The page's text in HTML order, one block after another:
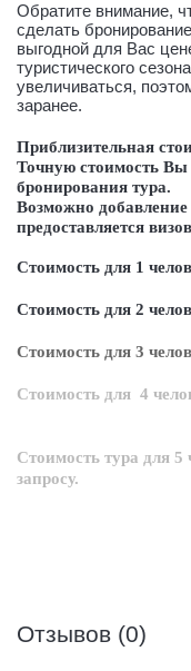
Обратите внимание,
сделать
выгодной для Вас
туристического
увеличиваться,
заранее.
Приблизительная
Точную стоимость Вы
бронирования тура.
Возможно
предоставляется
Стоимость для 1
Стоимость для 2
Стоимость для 3
Стоимость для 4
Стоимость тура для 5
запросу.
Отзывов (0)